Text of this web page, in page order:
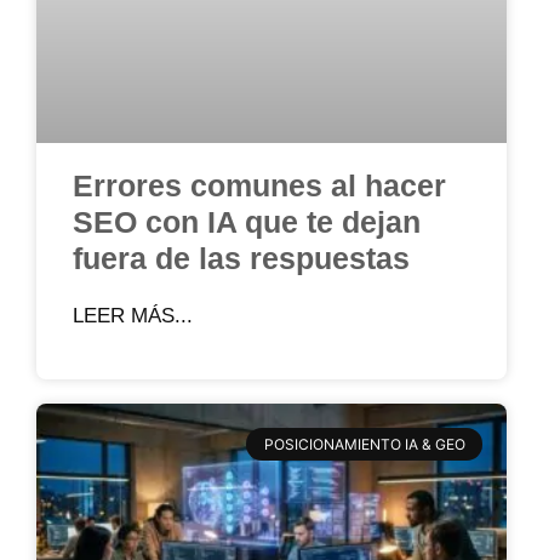
Errores comunes al hacer
SEO con IA que te dejan
fuera de las respuestas
LEER MÁS...
POSICIONAMIENTO IA & GEO